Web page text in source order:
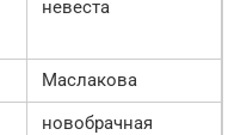
невеста
Маслакова
новобрачная